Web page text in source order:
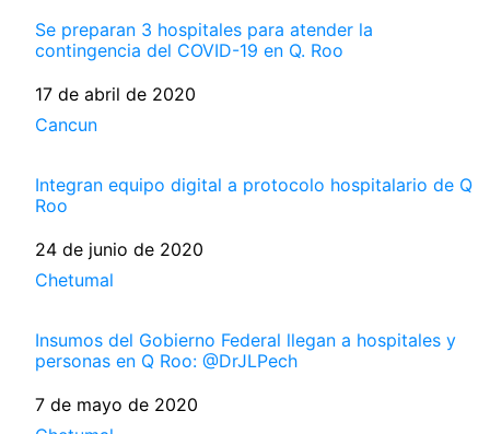
Se preparan 3 hospitales para atender la
contingencia del COVID-19 en Q. Roo
Fecha
17 de abril de 2020
Respecto a
Cancun
Integran equipo digital a protocolo hospitalario de Q
Roo
Fecha
24 de junio de 2020
Respecto a
Chetumal
Insumos del Gobierno Federal llegan a hospitales y
personas en Q Roo: @DrJLPech
Fecha
7 de mayo de 2020